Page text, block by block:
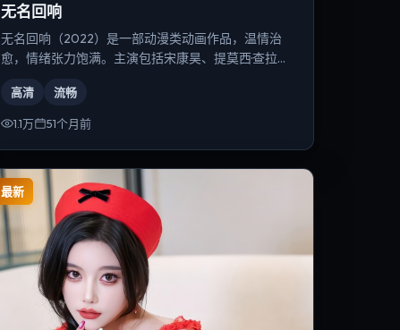
无名回响
无名回响（2022）是一部动漫类动画作品，温情治
愈，情绪张力饱满。主演包括宋康昊、提莫西·查拉
高清 流畅
1.1万 51个月前
最新